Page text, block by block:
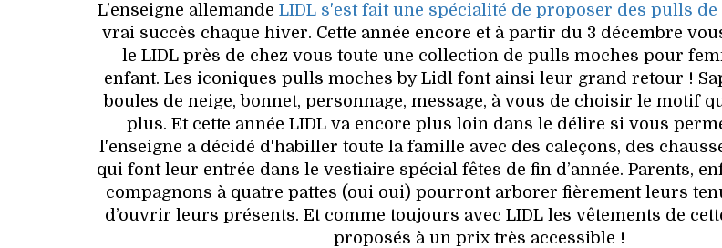
L'enseigne allemande LIDL s'est fait une spécialité de proposer des pulls de
vrai succès chaque hiver. Cette année encore et à partir du 3 décembre
le LIDL près de chez vous toute une collection de pulls moches pour
enfant. Les iconiques pulls moches by Lidl font ainsi leur grand retour !
boules de neige, bonnet, personnage, message, à vous de choisir le motif
plus. Et cette année LIDL va encore plus loin dans le délire si vous
l'enseigne a décidé d'habiller toute la famille avec des caleçons, des
qui font leur entrée dans le vestiaire spécial fêtes de fin d’année. Parents,
compagnons à quatre pattes (oui oui) pourront arborer fièrement leurs
d’ouvrir leurs présents. Et comme toujours avec LIDL les vêtements de
proposés à un prix très accessible !